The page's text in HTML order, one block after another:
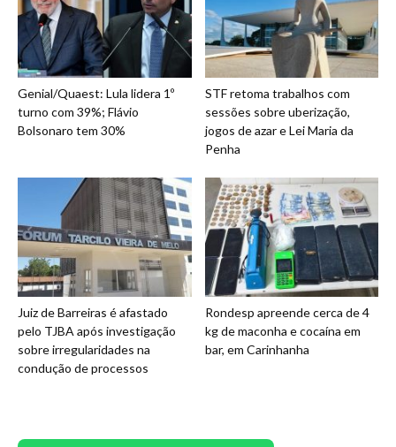
Genial/Quaest: Lula lidera 1º
turno com 39%; Flávio
Bolsonaro tem 30%
STF retoma trabalhos com
sessões sobre uberização,
jogos de azar e Lei Maria da
Penha
Juiz de Barreiras é afastado
pelo TJBA após investigação
sobre irregularidades na
condução de processos
Rondesp apreende cerca de 4
kg de maconha e cocaína em
bar, em Carinhanha